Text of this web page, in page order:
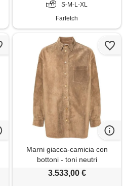
S-M-L-XL
Farfetch
Marni giacca-camicia con
bottoni - toni neutri
3.533,00 €